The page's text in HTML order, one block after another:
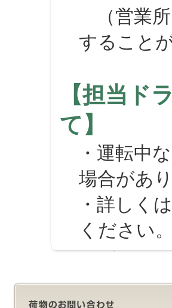
（営業所
すること
【担当ド
て】
・運転中
場合があり
・詳しく
ください。